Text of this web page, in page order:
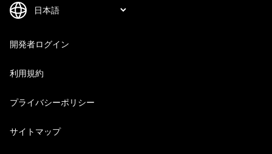
開発者ログイン
利用規約
プライバシーポリシー
サイトマップ